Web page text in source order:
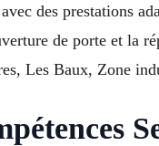
des prestations
de porte et la
Les Baux, Zone